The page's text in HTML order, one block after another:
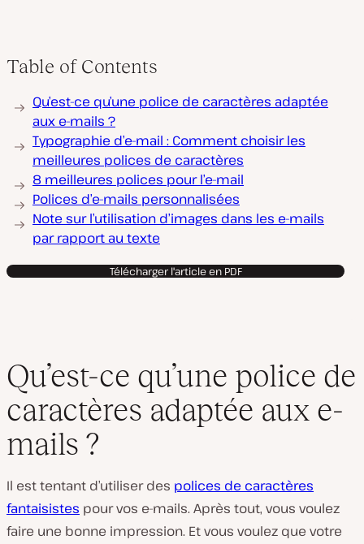
Table of Contents
Qu’est-ce qu’une police de caractères adaptée
aux e-mails ?
Typographie d’e-mail : Comment choisir les
meilleures polices de caractères
8 meilleures polices pour l’e-mail
Polices d’e-mails personnalisées
Note sur l’utilisation d’images dans les e-mails
par rapport au texte
Télécharger l'article en PDF
Qu’est-ce qu’une police de
caractères adaptée aux e-
mails ?
Il est tentant d’utiliser des polices de caractères
fantaisistes pour vos e-mails. Après tout, vous voulez
faire une bonne impression. Et vous voulez que votre